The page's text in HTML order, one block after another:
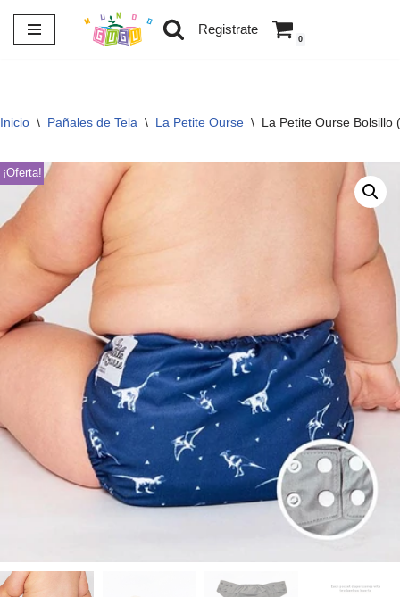
Saltar
Registrate
0
Inicio \ Pañales de Tela \ La Petite Ourse \ La Petite Ourse Bolsillo
¡Oferta!